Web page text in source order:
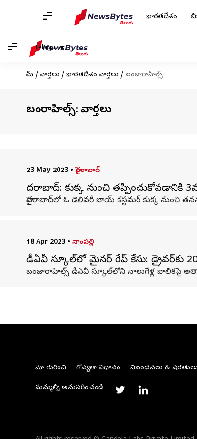
భారతదేశం
Telugu
హోమ్ / వార్తలు / భారతదేశం వార్తలు / బంజారాహిల్స్
బంజారాహిల్స్: వార్తలు
23 May 2023 • హైదరాబాద్
హైదరాబాద్: కుక్క నుంచి తప్పించుకోవడానికి
హైదరాబాద్‌లో ఓ డెలివరీ బాయ్ కస్టమర్ కుక్క నుంచి
18 Apr 2023 • నాంపల్లి
డీఏవీ స్కూల్‌లో మైనర్ రేప్ కేసు: డ్రైవర్‌కు 20
బంజారాహిల్స్‌ డీఏవీ స్కూల్‌లోని నాలుగేళ్ల బాలికపై
మా గురించి గోప్యతా విధానం నిబంధనలు & షరతులు
మమ్మల్ని అనుసరించండి